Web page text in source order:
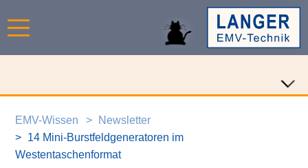
EMV-Wissen
Newsletter
14 Mini-Burstfeldgeneratoren im
Westentaschenformat